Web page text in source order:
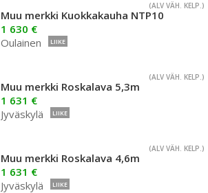
(ALV VÄH. KELP.)
Muu merkki Kuokkakauha NTP10
1 630 €
Oulainen
LIIKE
(ALV VÄH. KELP.)
Muu merkki Roskalava 5,3m
1 631 €
Jyväskylä
LIIKE
(ALV VÄH. KELP.)
Muu merkki Roskalava 4,6m
1 631 €
Jyväskylä
LIIKE